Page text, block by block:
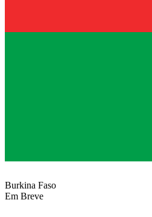
Burkina Faso
Em Breve